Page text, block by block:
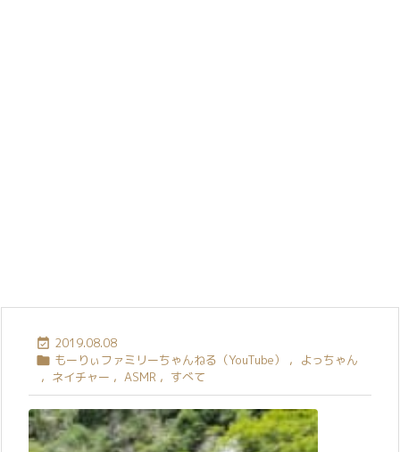
 2019.08.08
 もーりぃファミリーちゃんねる（YouTube） ,
よっちゃん
, ネイチャー , ASMR , すべて